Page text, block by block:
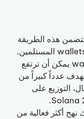
هذه الطريقة
إرسال tokens مباشرةً إلى wallets المستلمين.
رغم بساطتها، فإن تكلفة wallet يمكن أن ترتفع
عدداً كبيراً من
التوزيع على
نهج أكثر فعالية من